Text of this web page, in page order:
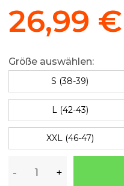
26,99 €
Größe auswählen:
S (38-39)
L (42-43)
XXL (46-47)
- +